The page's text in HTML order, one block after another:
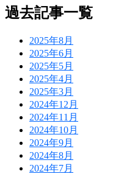
過去記事一覧
2025年8月
2025年6月
2025年5月
2025年4月
2025年3月
2024年12月
2024年11月
2024年10月
2024年9月
2024年8月
2024年7月